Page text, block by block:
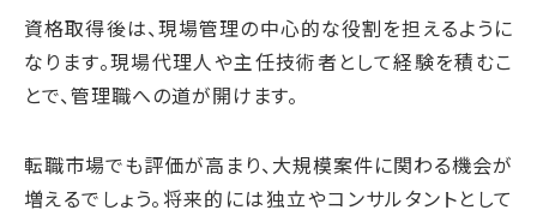
資格取得後は、現場管理の中心的な役割を担えるように
なります。現場代理人や主任技術者として経験を積むこ
とで、管理職への道が開けます。
転職市場でも評価が高まり、大規模案件に関わる機会が
増えるでしょう。将来的には独立やコンサルタントとして